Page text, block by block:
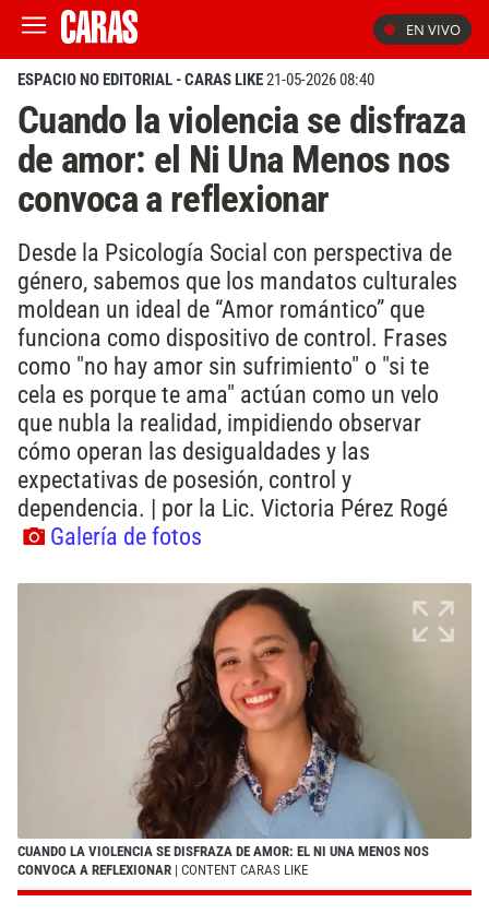
EN VIVO
ESPACIO NO EDITORIAL - CARAS LIKE21-05-2026 08:40
Cuando la violencia se disfraza
de amor: el Ni Una Menos nos
convoca a reflexionar
Desde la Psicología Social con perspectiva de
género, sabemos que los mandatos culturales
moldean un ideal de “Amor romántico” que
funciona como dispositivo de control. Frases
como "no hay amor sin sufrimiento" o "si te
cela es porque te ama" actúan como un velo
que nubla la realidad, impidiendo observar
cómo operan las desigualdades y las
expectativas de posesión, control y
dependencia. | por la Lic. Victoria Pérez Rogé
Galería de fotos
CUANDO LA VIOLENCIA SE DISFRAZA DE AMOR: EL NI UNA MENOS NOS
CONVOCA A REFLEXIONAR | CONTENT CARAS LIKE